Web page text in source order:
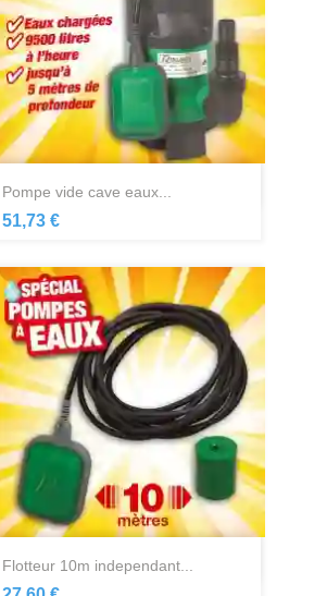
pompe vide cave eaux...
51,73 €
flotteur 10m independant...